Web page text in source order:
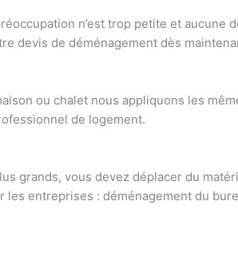
n’est trop petite et aucune
devis de déménagement dès
ou chalet nous appliquons les
de logement.
grands, vous devez déplacer du
entreprises : déménagement du